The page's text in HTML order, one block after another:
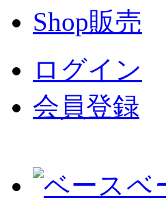
Shop販売
ログイン
会員登録
ベ